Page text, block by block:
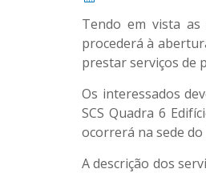
Tendo em vista as
procederá à
prestar serviços de
Os interessados
SCS Quadra 6
ocorrerá na sede do
A descrição dos